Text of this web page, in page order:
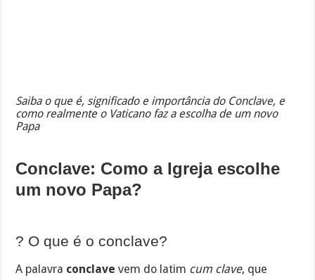
Saiba o que é, significado e importância do Conclave, e
como realmente o Vaticano faz a escolha de um novo
Papa
Conclave: Como a Igreja escolhe
um novo Papa?
? O que é o conclave?
A palavra conclave vem do latim cum clave, que